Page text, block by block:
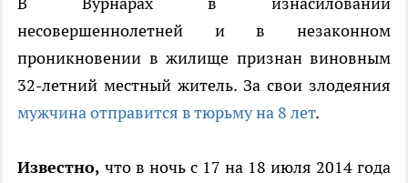
несовершеннолетней и в незаконном
проникновении в жилище признан виновным
32-летний местный житель. За свои злодеяния
мужчина отправится в тюрьму на 8 лет.
Известно, что в ночь с 17 на 18 июля 2014 года